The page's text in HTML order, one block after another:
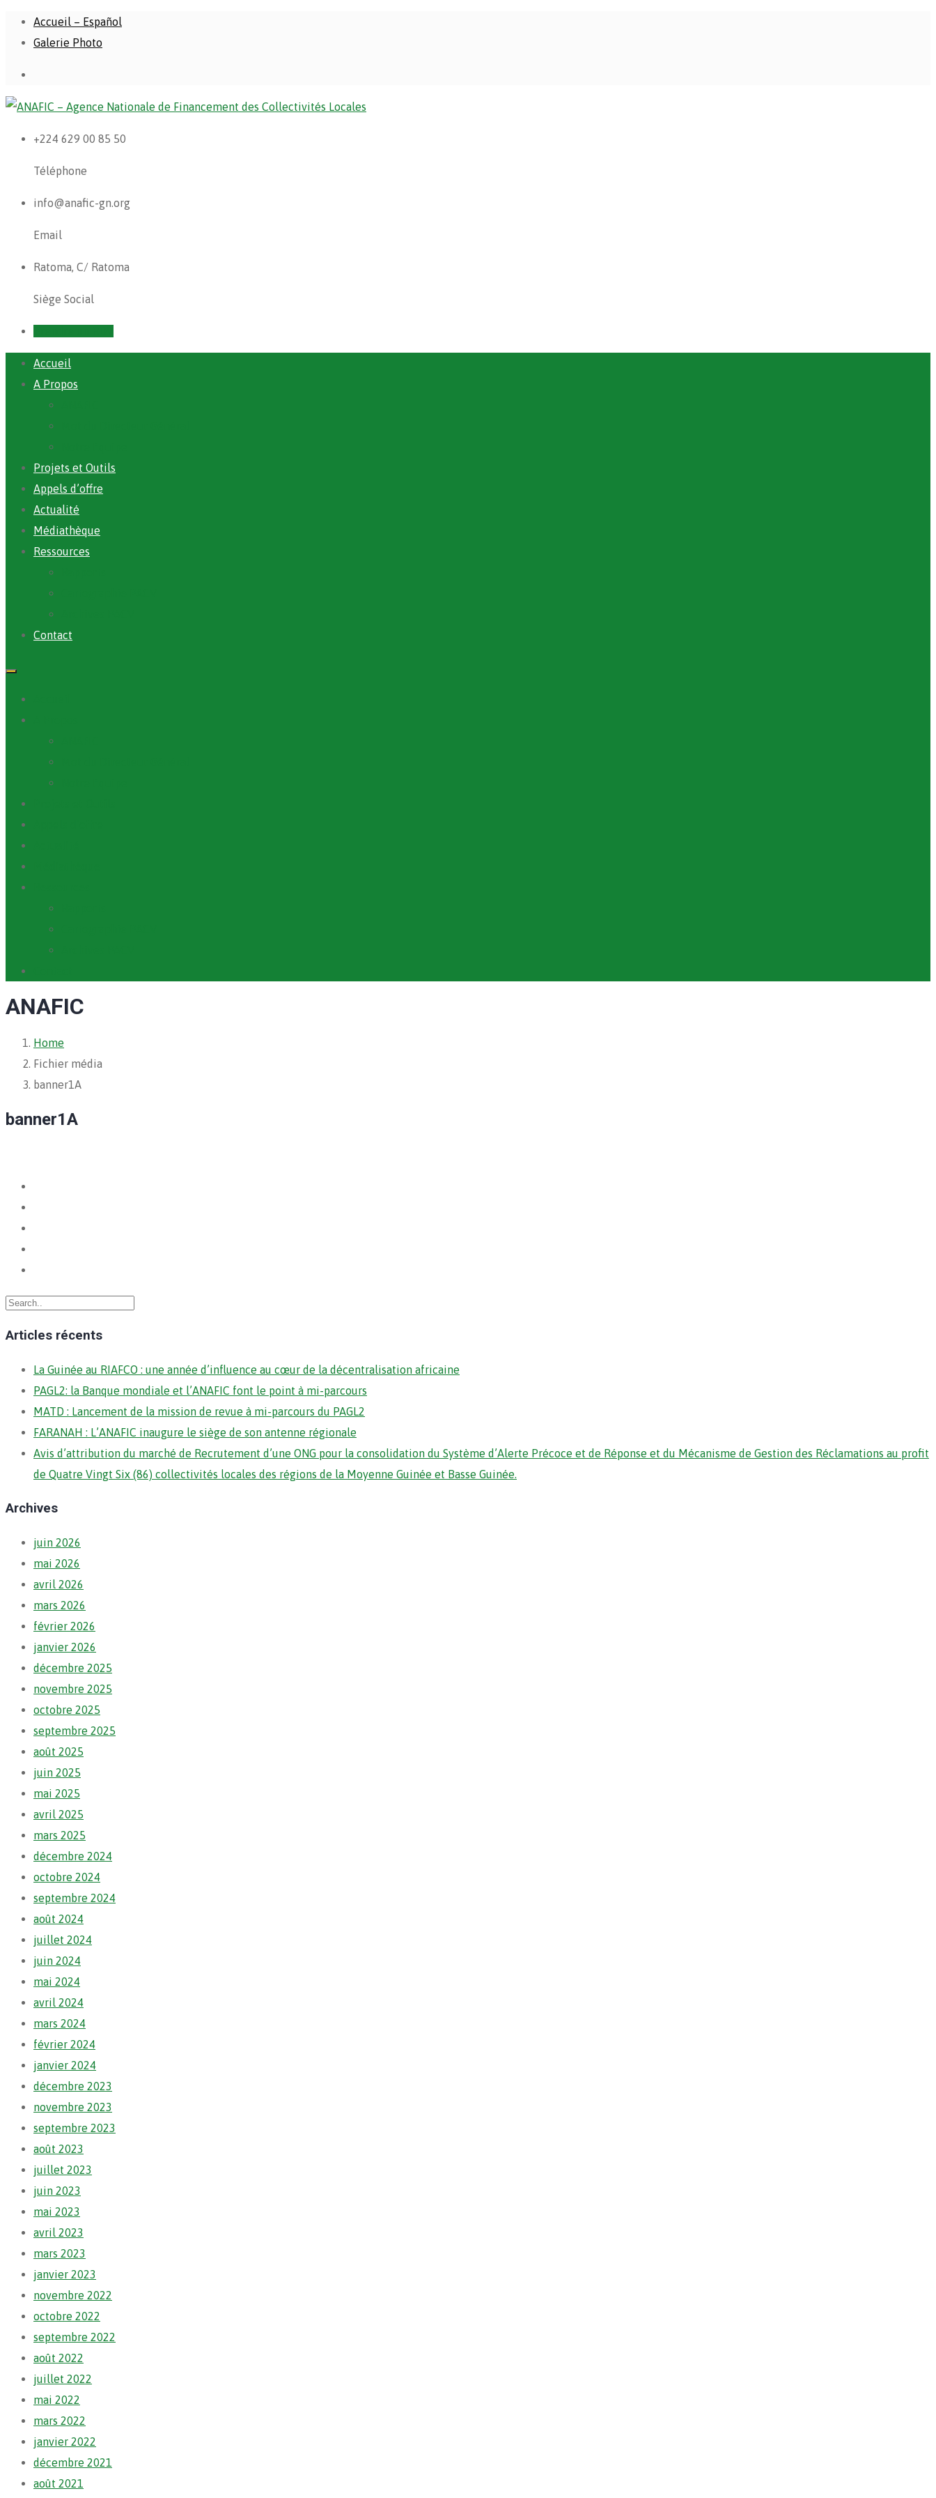
Accueil – Español
Galerie Photo
+224 629 00 85 50
Téléphone
info@anafic-gn.org
Email
Ratoma, C/ Ratoma
Siège Social
Accueil
A Propos
Projets et Outils
Appels d’offre
Actualité
Médiathèque
Ressources
Contact
ANAFIC
Home
Fichier média
banner1A
banner1A
Articles récents
La Guinée au RIAFCO : une année d’influence au cœur de la décentralisation africaine
PAGL2: la Banque mondiale et l’ANAFIC font le point à mi-parcours
MATD : Lancement de la mission de revue à mi-parcours du PAGL2
FARANAH : L’ANAFIC inaugure le siège de son antenne régionale
Avis d’attribution du marché de Recrutement d’une ONG pour la consolidation du Système d’Alerte Précoce et de Réponse et du Mécanisme de Gestion des Réclamations au profit
de Quatre Vingt Six (86) collectivités locales des régions de la Moyenne Guinée et Basse Guinée.
Archives
juin 2026
mai 2026
avril 2026
mars 2026
février 2026
janvier 2026
décembre 2025
novembre 2025
octobre 2025
septembre 2025
août 2025
juin 2025
mai 2025
avril 2025
mars 2025
décembre 2024
octobre 2024
septembre 2024
août 2024
juillet 2024
juin 2024
mai 2024
avril 2024
mars 2024
février 2024
janvier 2024
décembre 2023
novembre 2023
septembre 2023
août 2023
juillet 2023
juin 2023
mai 2023
avril 2023
mars 2023
janvier 2023
novembre 2022
octobre 2022
septembre 2022
août 2022
juillet 2022
mai 2022
mars 2022
janvier 2022
décembre 2021
août 2021